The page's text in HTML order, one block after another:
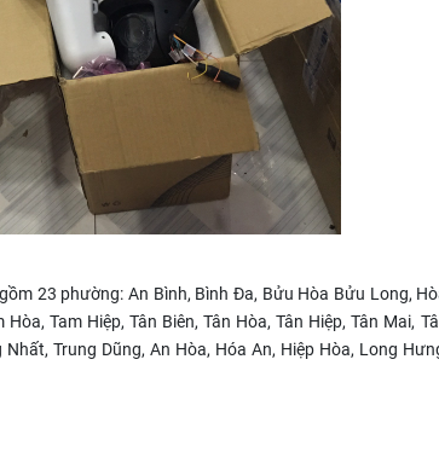
23 phường: An Bình, Bình Đa, Bửu Hòa Bửu Long,
Tam Hiệp, Tân Biên, Tân Hòa, Tân Hiệp, Tân Mai,
Trung Dũng, An Hòa, Hóa An, Hiệp Hòa, Long